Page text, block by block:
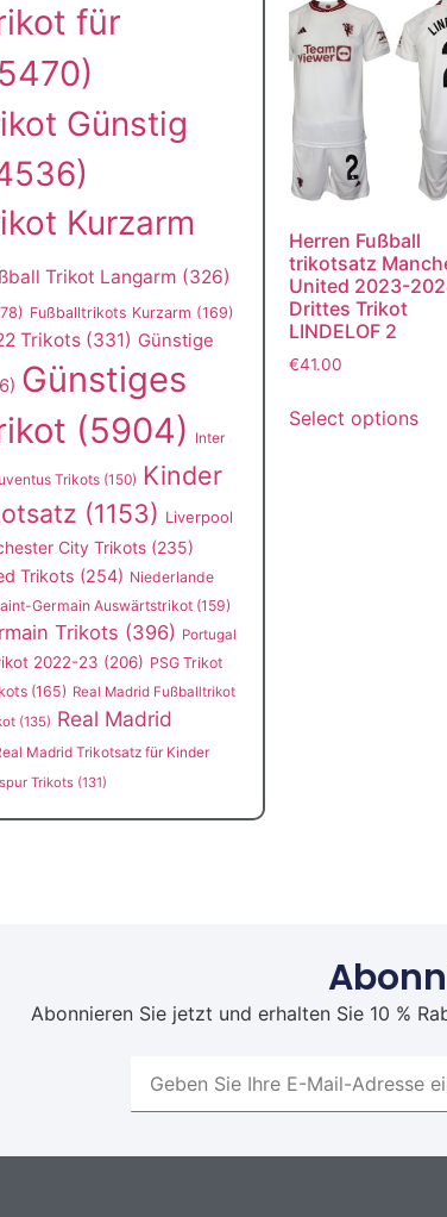
für
Günstig
Kurzarm
Trikot Langarm (326)
Fußballtrikots Kurzarm (169)
Trikots (331) Günstige
Günstiges
(5904) Inter
Trikots (150) Kinder
(1153) Liverpool
City Trikots (235)
Trikots (254) Niederlande
Germain Auswärtstrikot (159)
Trikots (396) Portugal
2022-23 (206) PSG Trikot
(165) Real Madrid Fußballtrikot
(135) Real Madrid
Madrid Trikotsatz für Kinder
Trikots (131)
Herren Fußball
trikotsatz
United 2023-
Drittes Trikot
LINDELOF 2
€41.00
Select options
Abonnieren Sie jetzt und erhalten Sie 10 %